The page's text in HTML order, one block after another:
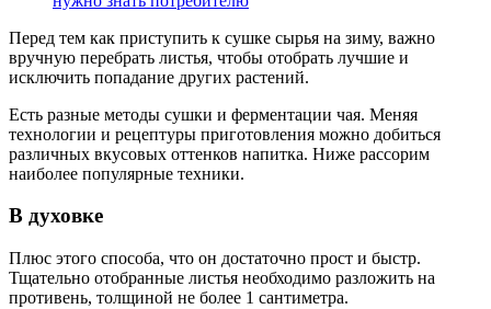
Перед тем как приступить к сушке сырья на зиму, важно
вручную перебрать листья, чтобы отобрать лучшие и
исключить попадание других растений.
Есть разные методы сушки и ферментации чая. Меняя
технологии и рецептуры приготовления можно добиться
различных вкусовых оттенков напитка. Ниже рассорим
наиболее популярные техники.
В духовке
Плюс этого способа, что он достаточно прост и быстр.
Тщательно отобранные листья необходимо разложить на
противень, толщиной не более 1 сантиметра.